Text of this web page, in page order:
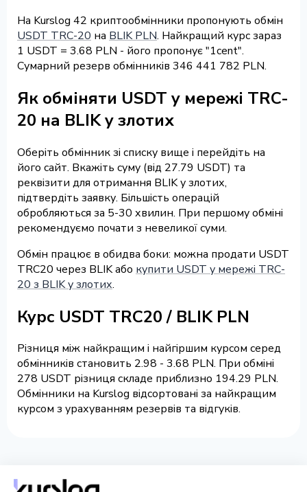
На Kurslog 42 криптообмінники пропонують обмін
USDT TRC-20 на BLIK PLN. Найкращий курс зараз
1 USDT = 3.68 PLN - його пропонує "1cent".
Сумарний резерв обмінників 346 441 782 PLN.
Як обміняти USDT у мережі TRC-
20 на BLIK у злотих
Оберіть обмінник зі списку вище і перейдіть на
його сайт. Вкажіть суму (від 27.79 USDT) та
реквізити для отримання BLIK у злотих,
підтвердіть заявку. Більшість операцій
обробляються за 5-30 хвилин. При першому обміні
рекомендуємо почати з невеликої суми.
Обмін працює в обидва боки: можна продати USDT
TRC20 через BLIK або купити USDT у мережі TRC-
20 з BLIK у злотих.
Курс USDT TRC20 / BLIK PLN
Різниця між найкращим і найгіршим курсом серед
обмінників становить 2.98 - 3.68 PLN. При обміні
278 USDT різниця складе приблизно 194.29 PLN.
Обмінники на Kurslog відсортовані за найкращим
курсом з урахуванням резервів та відгуків.